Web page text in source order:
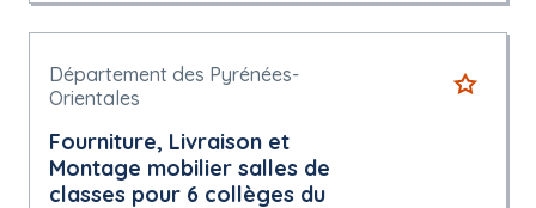
Département des Pyrénées-
Orientales
Fourniture, Livraison et
Montage mobilier salles de
classes pour 6 collèges du